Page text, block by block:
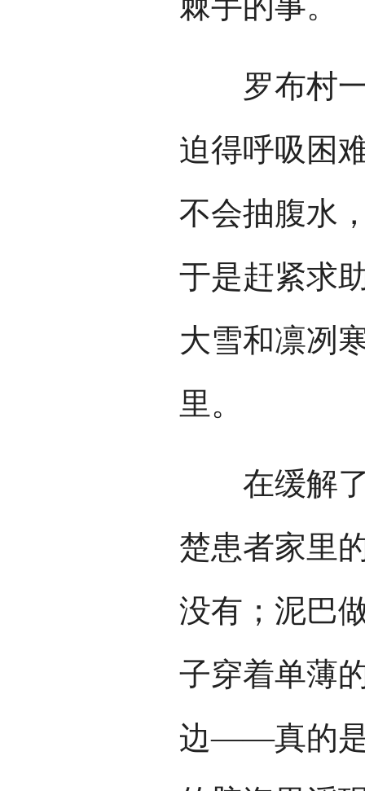
罗布村一
迫得呼吸困
不会抽腹水
于是赶紧求
大雪和凛冽
里。
在缓解了
楚患者家里
没有；泥巴
子穿着单薄
边——真的是